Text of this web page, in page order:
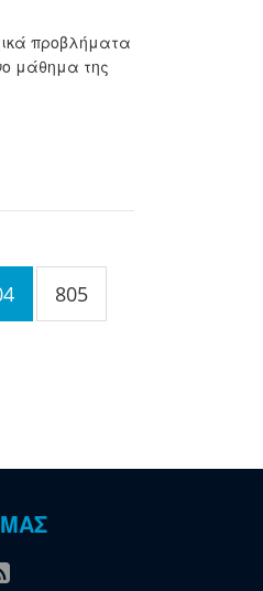
προβλήματα
μάθημα της
805